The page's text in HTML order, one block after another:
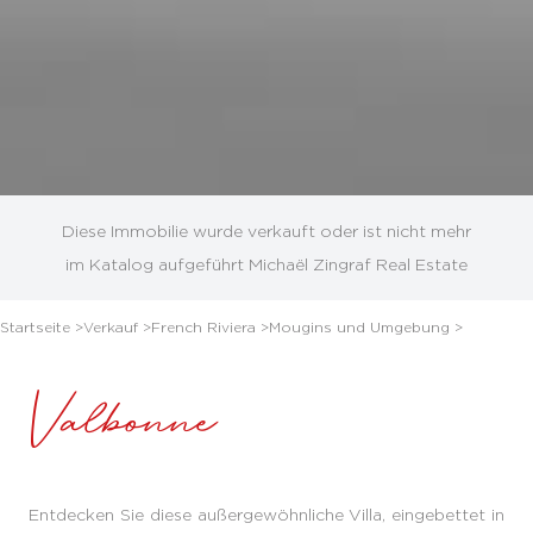
Diese Immobilie wurde verkauft oder ist nicht mehr
im Katalog aufgeführt Michaël Zingraf Real Estate
Startseite >Verkauf >French Riviera >Mougins und Umgebung >
Valbonne
Entdecken Sie diese außergewöhnliche Villa, eingebettet in